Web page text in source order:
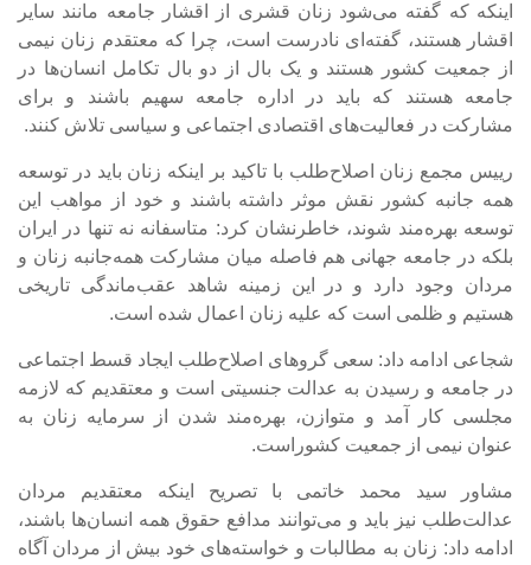
اینکه که گفته می‌شود زنان قشری از اقشار جامعه مانند سایر
اقشار هستند، گفته‌ای نادرست است، چرا که معتقدم زنان نیمی
از جمعیت کشور هستند و یک بال از دو بال تکامل انسان‌ها در
جامعه هستند که باید در اداره جامعه سهیم باشند و برای
مشارکت در فعالیت‌های اقتصادی اجتماعی و سیاسی تلاش کنند.
رییس مجمع زنان اصلاح‌طلب با تاکید بر اینکه زنان باید در توسعه
همه جانبه کشور نقش موثر داشته باشند و خود از مواهب این
توسعه بهره‌مند شوند، خاطرنشان کرد: متاسفانه نه تنها در ایران
بلکه در جامعه جهانی هم فاصله میان مشارکت همه‌جانبه زنان و
مردان وجود دارد و در این زمینه شاهد عقب‌ماندگی تاریخی
هستیم و ظلمی است که علیه زنان اعمال شده است.
شجاعی ادامه داد: سعی گروهای اصلاح‌طلب ایجاد قسط اجتماعی
در جامعه و رسیدن به عدالت جنسیتی است و معتقدیم که لازمه
مجلسی کار آمد و متوازن، بهره‌مند شدن از سرمایه زنان به
عنوان نیمی از جمعیت کشوراست.
مشاور سید محمد خاتمی با تصریح اینکه معتقدیم مردان
عدالت‌طلب نیز باید و می‌توانند مدافع حقوق همه انسان‌ها باشند،
ادامه داد: زنان به مطالبات و خواسته‌های خود بیش از مردان آگاه